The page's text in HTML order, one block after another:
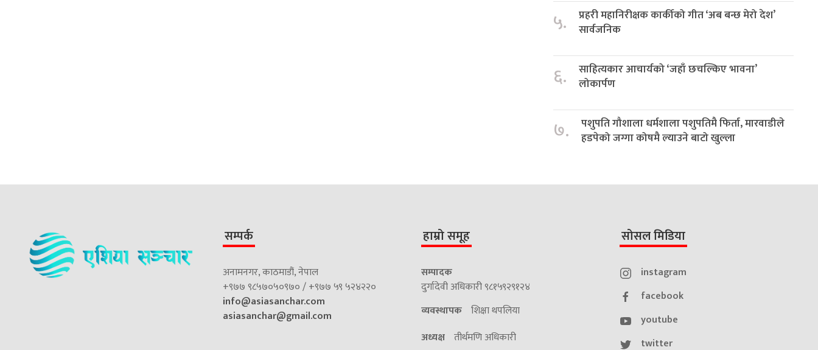
५.
प्रहरी महानिरीक्षक कार्कीको गीत ‘अब बन्छ मेरो देश’
सार्वजनिक
६.
साहित्यकार आचार्यको ‘जहाँ छचल्किए भावना’
लोकार्पण
७.
पशुपति गौशाला धर्मशाला पशुपतिमै फिर्ता, मारवाडीले
हडपेको जग्गा कोषमै ल्याउने बाटो खुल्ला
सम्पर्क
अनामनगर, काठमाडौं, नेपाल
+९७७ ९८५७०५०९७० / +९७७ ५९ ५२४२२०
info@asiasanchar.com
asiasanchar@gmail.com
हाम्रो समूह
सम्पादक
दुर्गादेवी अधिकारी ९८१५९२९१२४
व्यवस्थापक शिक्षा थपलिया
अध्यक्ष तीर्थमणि अधिकारी
सोसल मिडिया
instagram
facebook
youtube
twitter